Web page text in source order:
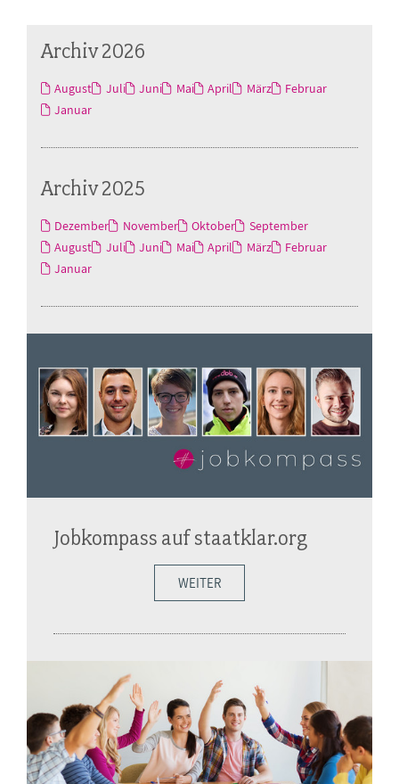
Archiv 2026
August Juli Juni Mai April März
Februar
Januar
Archiv 2025
Dezember November Oktober
September
August
Juli Juni Mai April März
Februar
Januar
Jobkompass auf staatklar.org
WEITER